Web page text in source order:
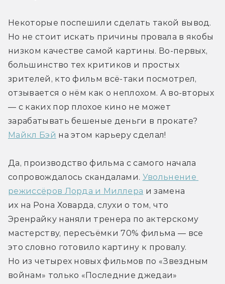
Некоторые поспешили сделать такой вывод.
Но не стоит искать причины провала в якобы
низком качестве самой картины. Во-первых,
большинство тех критиков и простых
зрителей, кто фильм всё-таки посмотрел,
отзывается о нём как о неплохом. А во-вторых
— с каких пор плохое кино не может
Майкл Бэй на этом карьеру сделал!
Да, производство фильма с самого начала
сопровождалось скандалами. Увольнение
режиссёров Лорда и Миллера и замена
их на Рона Ховарда, слухи о том, что
Эренрайку наняли тренера по актерскому
мастерству, пересъёмки 70% фильма — все
это словно готовило картину к провалу.
Но из четырех новых фильмов по «Звездным
войнам» только «Последние джедаи»